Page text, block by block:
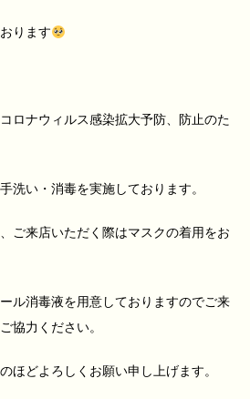
ります
ロナウィルス感染拡大予防、防止のた
洗い・消毒を実施しております。
ご来店いただく際はマスクの着用をお
ル消毒液を用意しておりますのでご来
協力ください。
ほどよろしくお願い申し上げます。